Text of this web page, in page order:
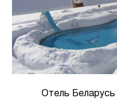
Отель Беларусь